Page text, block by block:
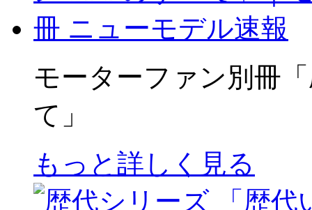
モーターファン別冊
て」
もっと詳しく見る